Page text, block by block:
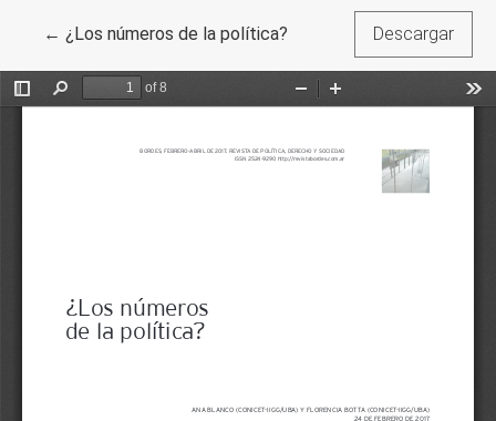
← Volver a los detalles del artículo
¿Los números de la política? Descargar